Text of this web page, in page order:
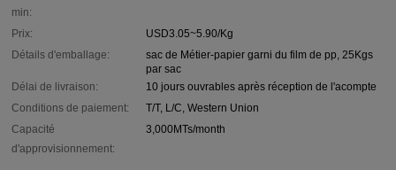
min:
Prix:
USD3.05~5.90/Kg
Détails d'emballage:
sac de Métier-papier garni du film de pp, 25Kgs
par sac
Délai de livraison:
10 jours ouvrables après réception de l'acompte
Conditions de paiement:
T/T, L/C, Western Union
Capacité
d'approvisionnement:
3,000MTs/month